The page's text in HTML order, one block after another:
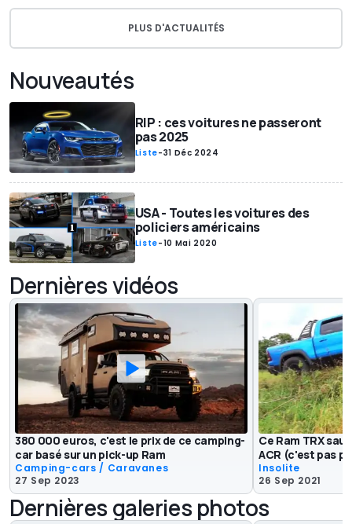
PLUS D'ACTUALITÉS
Nouveautés
RIP : ces voitures ne passeront
pas 2025
Liste-31 Déc 2024
USA - Toutes les voitures des
policiers américains
Liste-10 Mai 2020
Dernières vidéos
380 000 euros, c'est le prix de ce camping-
car basé sur un pick-up Ram
Camping-cars / Caravanes
27 Sep 2023
Ce Ram TRX
ACR (c'est pas
Insolite
26 Sep 2021
Dernières galeries photos